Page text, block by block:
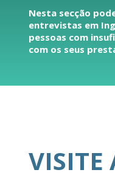
Nesta secção
entrevistas em
pessoas com
com os seus
VISITE